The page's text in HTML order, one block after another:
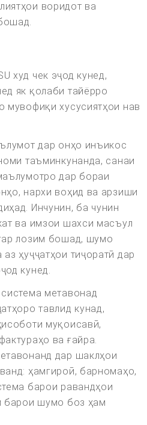
воридот ва
худ чек эҷод кунед,
як қолаби тайёрро
мувофиқи хусусиятҳои нав
дар онҳо инъикос
таъминкунанда, санаи
дар бораи
нархи воҳид ва арзиши
Инчунин, ба чунин
ва имзои шахси масъул
лозим бошад, шумо
ҳуҷҷатҳои тиҷоратӣ дар
кунед.
метавонад
тавлид кунад,
муқоисавӣ,
ва ғайра.
дар шаклҳои
ҳамгироӣ, барномаҳо,
барои равандҳои
барои шумо боз ҳам